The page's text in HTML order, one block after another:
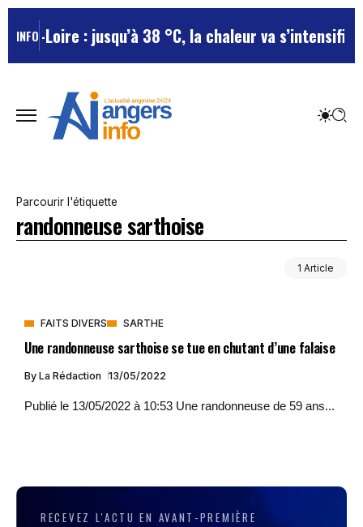
INFO
et-Loire : jusqu’à 38 °C, la chaleur va s’intensifier
Parcourir l'étiquette
randonneuse sarthoise
1 Article
FAITS DIVERS SARTHE
Une randonneuse sarthoise se tue en chutant d’une falaise
By La Rédaction 13/05/2022
Publié le 13/05/2022 à 10:53 Une randonneuse de 59 ans...
RECEVEZ L'ACTU EN AVANT-PREMIÈRE